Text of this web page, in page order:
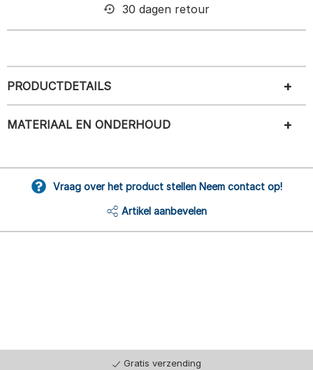
30 dagen retour
PRODUCTDETAILS
MATERIAAL EN ONDERHOUD
Vraag over het product stellen Neem contact op!
Artikel aanbevelen
Gratis verzending